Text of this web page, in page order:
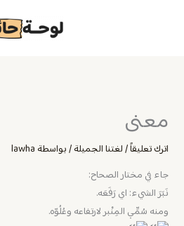
‏معنى
اترك تعليقاً/لغتنا الجميلة/ بواسطة lawha
‏جاء في مختار الصحاح:
نَبَرَ الشيء: اي رَفَعَه.
ومنه سُمِّي المِنْبر لارتفاعه وعُلُوّه.